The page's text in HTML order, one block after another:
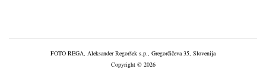
FOTO REGA, Aleksander Regoršek s.p., Gregorčičeva 35, Slovenija
Copyright © 2026